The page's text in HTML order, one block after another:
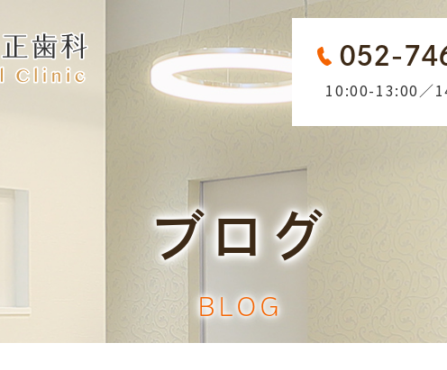
052-
10:00-13:00／
ブログ
BLOG